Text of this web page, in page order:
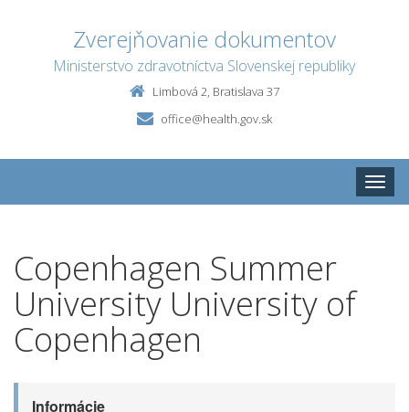
Zverejňovanie dokumentov
Ministerstvo zdravotníctva Slovenskej republiky
Limbová 2, Bratislava 37
office@health.gov.sk
Toggle
Copenhagen Summer
University University of
Copenhagen
Informácie